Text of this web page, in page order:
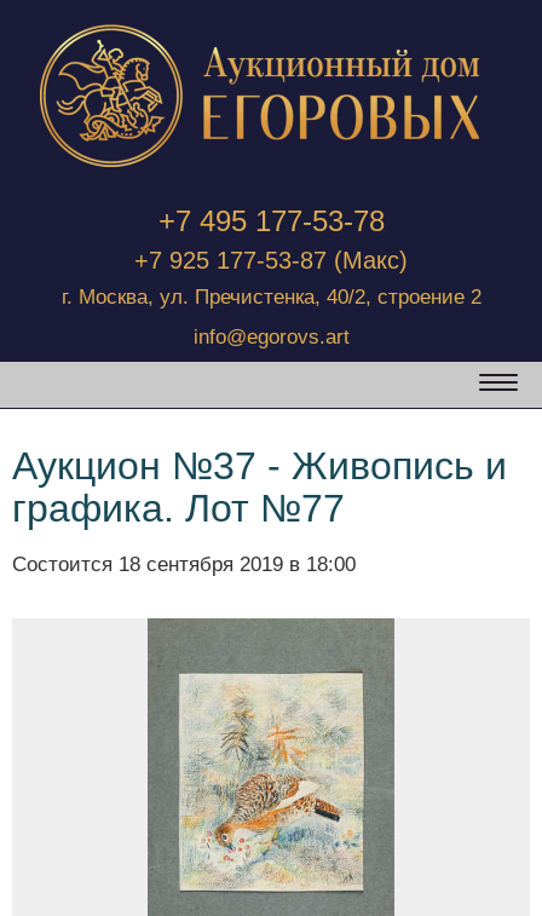
+7 495 177-53-78
+7 925 177-53-87 (Макс)
г. Москва, ул. Пречистенка, 40/2, строение 2
info@egorovs.art
Аукцион №37 - Живопись и
графика. Лот №77
Состоится 18 сентября 2019 в 18:00